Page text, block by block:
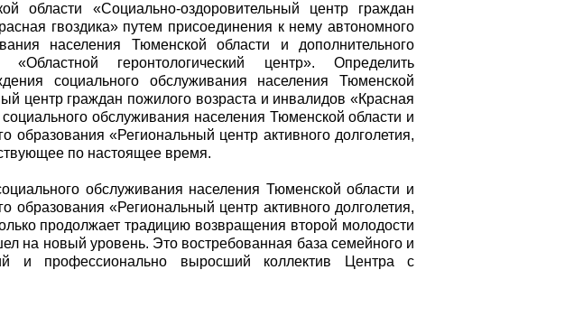
области «Социально-оздоровительный центр граждан
гвоздика» путем присоединения к нему автономного
населения Тюменской области и дополнительного
«Областной геронтологический центр». Определить
социального обслуживания населения Тюменской
центр граждан пожилого возраста и инвалидов «Красная
обслуживания населения Тюменской области и
образования «Региональный центр активного долголетия,
по настоящее время.
обслуживания населения Тюменской области и
образования «Региональный центр активного долголетия,
продолжает традицию возвращения второй молодости
на новый уровень. Это востребованная база семейного и
и профессионально выросший коллектив Центра с